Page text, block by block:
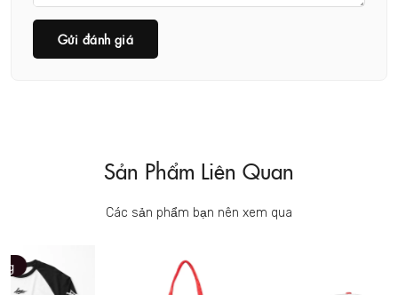
Gửi đánh giá
Sản Phẩm Liên Quan
Các sản phẩm bạn nên xem qua